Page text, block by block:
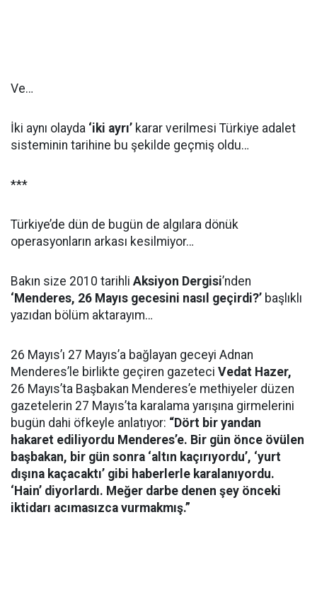
Ve…
İki aynı olayda ‘iki ayrı’ karar verilmesi Türkiye adalet
sisteminin tarihine bu şekilde geçmiş oldu…
***
Türkiye’de dün de bugün de algılara dönük
operasyonların arkası kesilmiyor…
Bakın size 2010 tarihli Aksiyon Dergisi’nden
‘Menderes, 26 Mayıs gecesini nasıl geçirdi?’ başlıklı
yazıdan bölüm aktarayım…
26 Mayıs’ı 27 Mayıs’a bağlayan geceyi Adnan
Menderes’le birlikte geçiren gazeteci Vedat Hazer,
26 Mayıs’ta Başbakan Menderes’e methiyeler düzen
gazetelerin 27 Mayıs’ta karalama yarışına girmelerini
bugün dahi öfkeyle anlatıyor: “Dört bir yandan
hakaret ediliyordu Menderes’e. Bir gün önce övülen
başbakan, bir gün sonra ‘altın kaçırıyordu’, ‘yurt
dışına kaçacaktı’ gibi haberlerle karalanıyordu.
‘Hain’ diyorlardı. Meğer darbe denen şey önceki
iktidarı acımasızca vurmakmış.”